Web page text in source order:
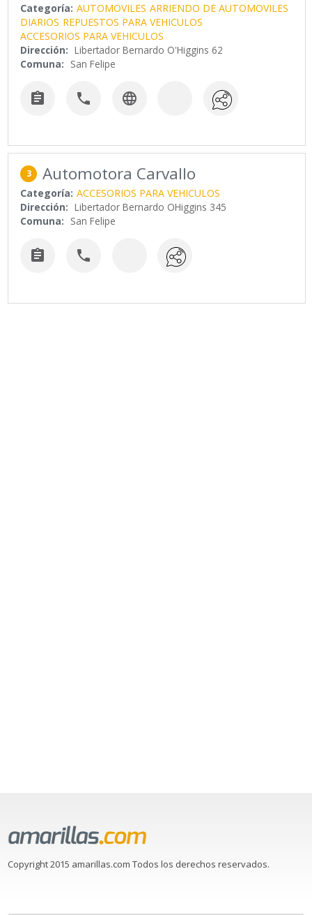
Categoría: AUTOMOVILES ARRIENDO DE AUTOMOVILES
DIARIOS REPUESTOS PARA VEHICULOS
ACCESORIOS PARA VEHICULOS
Dirección: Libertador Bernardo O'Higgins 62
Comuna: San Felipe
  
3 Automotora Carvallo
Categoría: ACCESORIOS PARA VEHICULOS
Dirección: Libertador Bernardo OHiggins 345
Comuna: San Felipe
 
Copyright 2015 amarillas.com Todos los derechos reservados.